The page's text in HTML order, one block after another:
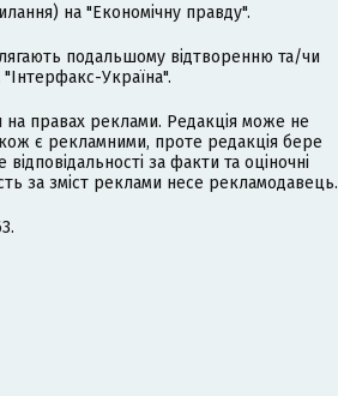
на "Економічну правду".
подальшому відтворенню та/чи
Україна".
правах реклами. Редакція може не
є рекламними, проте редакція бере
за факти та оціночні
за зміст реклами несе рекламодавець.